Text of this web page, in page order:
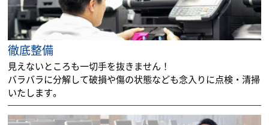
徹底整備
見えないところも一切手を抜きません！
バラバラに分解して破損や傷の状態なども念入りに点検・清掃
いたします。